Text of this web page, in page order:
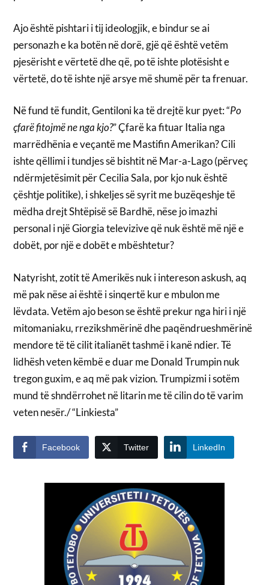
Ajo është pishtari i tij ideologjik, e bindur se ai
personazh e ka botën në dorë, gjë që është vetëm
pjesërisht e vërtetë dhe që, po të ishte plotësisht e
vërtetë, do të ishte një arsye më shumë për ta frenuar.
Në fund të fundit, Gentiloni ka të drejtë kur pyet: “Po
çfarë fitojmë ne nga kjo?” Çfarë ka fituar Italia nga
marrëdhënia e veçantë me Mastifin Amerikan? Cili
ishte qëllimi i tundjes së bishtit në Mar-a-Lago (përveç
ndërmjetësimit për Cecilia Sala, por kjo nuk është
çështje politike), i shkeljes së syrit me buzëqeshje të
mëdha drejt Shtëpisë së Bardhë, nëse jo imazhi
personal i një Giorgia televizive që nuk është më një e
dobët, por një e dobët e mbështetur?
Natyrisht, zotit të Amerikës nuk i intereson askush, aq
më pak nëse ai është i sinqertë kur e mbulon me
lëvdata. Vetëm ajo beson se është prekur nga hiri i një
mitomaniaku, rrezikshmërinë dhe paqëndrueshmërinë
mendore të të cilit italianët tashmë i kanë ndier. Të
lidhësh veten këmbë e duar me Donald Trumpin nuk
tregon guxim, e aq më pak vizion. Trumpizmi i sotëm
mund të shndërrohet në litarin me të cilin do të varim
veten nesër./ “Linkiesta”
Facebook Twitter LinkedIn